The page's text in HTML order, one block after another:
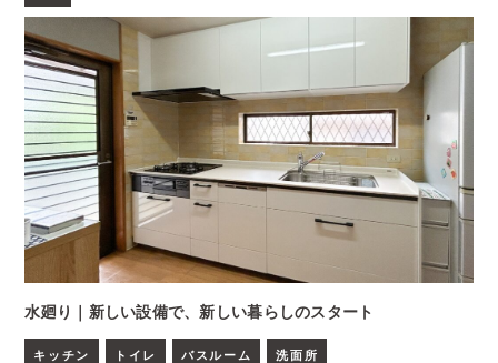
水廻り｜新しい設備で、新しい暮らしのスタート
キッチン トイレ バスルーム 洗面所